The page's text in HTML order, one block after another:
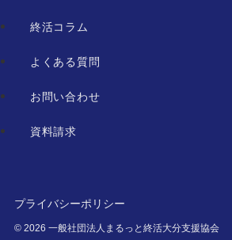
終活コラム
よくある質問
お問い合わせ
資料請求
©2026 一般社団法人まるっと終活大分支援協会
プライバシーポリシー